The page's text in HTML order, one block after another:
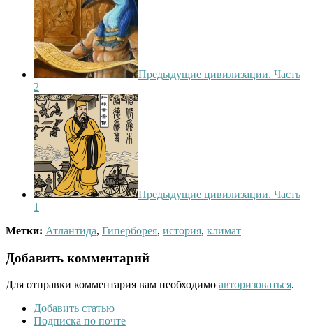
Предыдущие цивилизации. Часть
2
Предыдущие цивилизации. Часть
1
Метки: Атлантида, Гиперборея, история, климат
Добавить комментарий
Для отправки комментария вам необходимо авторизоваться.
Добавить статью
Подписка по почте